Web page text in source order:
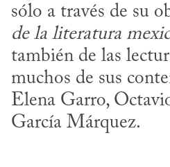
sólo a través de su
de la literatura
también de las
muchos de sus
Elena Garro,
García Márquez.